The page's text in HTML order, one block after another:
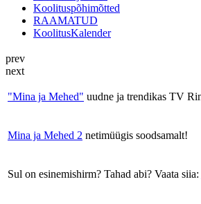
Koolituspõhimõtted
RAAMATUD
KoolitusKalender
prev
next
"Mina ja Mehed" uudne ja trendikas TV
Mina ja Mehed 2 netimüügis soodsamalt!
Sul on esinemishirm? Tahad abi? Vaata siia: